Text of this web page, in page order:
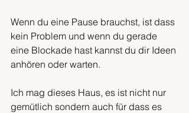
Wenn du eine Pause brauchst, ist dass
kein Problem und wenn du gerade
eine Blockade hast kannst du dir Ideen
anhören oder warten.
Ich mag dieses Haus, es ist nicht nur
gemütlich sondern auch für dass es